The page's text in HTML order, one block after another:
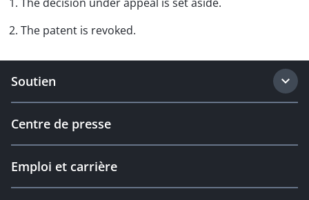
2. The patent is revoked.
Soutien
Centre de presse
Emploi et carrière